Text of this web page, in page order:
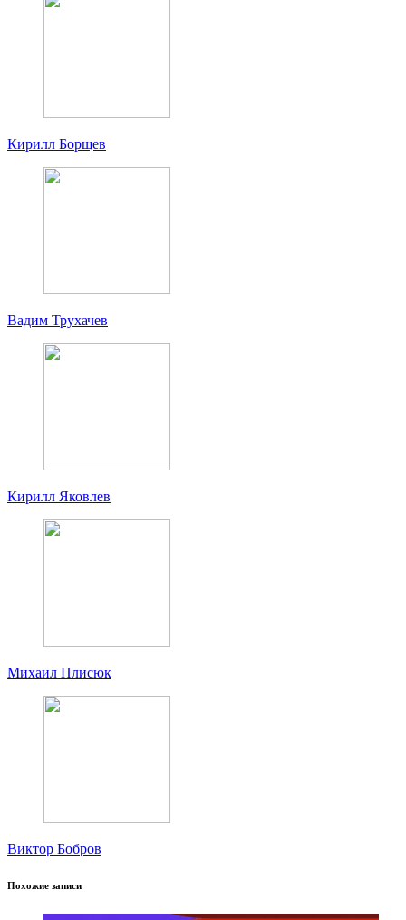
Кирилл Борщев
Вадим Трухачев
Кирилл Яковлев
Михаил Плисюк
Виктор Бобров
Похожие записи